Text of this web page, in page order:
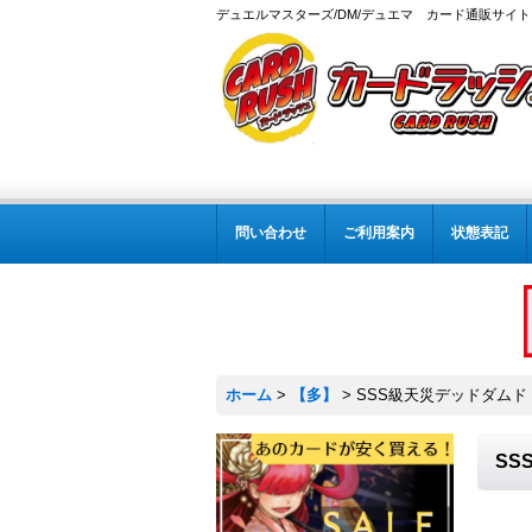
デュエルマスターズ/DM/デュエマ カード通販サイト
問い合わせ ご利用案内 状態表記
ホーム > 【多】 > SSS級天災デッドダム